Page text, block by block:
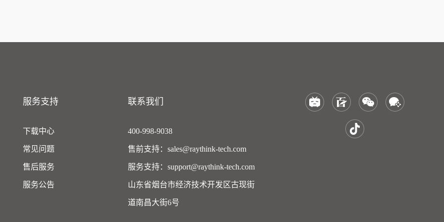
服务支持
下载中心
常见问题
售后服务
服务公告
联系我们
400-998-9038
售前支持：sales@raythink-tech.com
服务支持：support@raythink-tech.com
山东省烟台市经济技术开发区古现街
道南昌大街6号